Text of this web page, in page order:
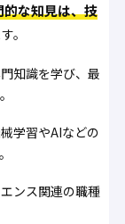
な知見は、技
。
知識を学び、最
学習やAIなどの
ンス関連の職種